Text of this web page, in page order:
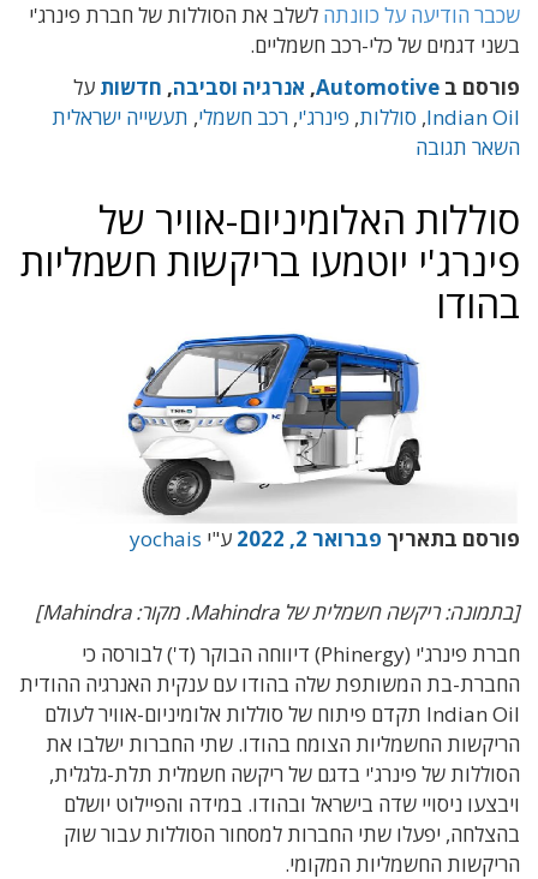
שכבר הודיעה על כוונתה לשלב את הסוללות של חברת פינרג'י
בשני דגמים של כלי-רכב חשמליים.
פורסם ב Automotive
, אנרגיה וסביבה, חדשות על
Indian Oil
, סוללות, פינרג'י, רכב חשמלי, תעשייה ישראלית
השאר תגובה
סוללות האלומיניום-אוויר של
פינרג'י יוטמעו בריקשות חשמליות
בהודו
פורסם בתאריך פברואר 2, 2022 ע"י yochais
[בתמונה: ריקשה חשמלית של Mahindra. מקור: Mahindra]
חברת פינרג'י (Phinergy) דיווחה הבוקר (ד') לבורסה כי
החברת-בת המשותפת שלה בהודו עם ענקית האנרגיה ההודית
Indian Oil תקדם פיתוח של סוללות אלומיניום-אוויר לעולם
הריקשות החשמליות הצומח בהודו. שתי החברות ישלבו את
הסוללות של פינרג'י בדגם של ריקשה חשמלית תלת-גלגלית,
ויבצעו ניסויי שדה בישראל ובהודו. במידה והפיילוט יושלם
בהצלחה, יפעלו שתי החברות למסחור הסוללות עבור שוק
הריקשות החשמליות המקומי.